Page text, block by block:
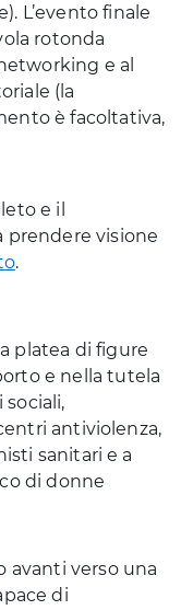
L’evento finale
rotonda
e al
(la
è facoltativa,
e il
prendere visione
.
platea di figure
e nella tutela
antiviolenza,
sanitari e a
di donne
avanti verso una
di